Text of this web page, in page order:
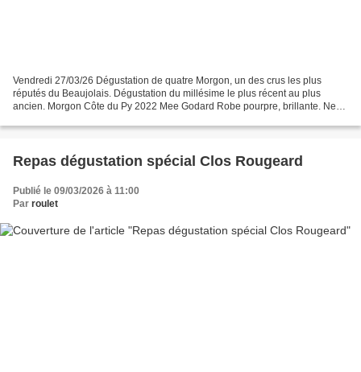
Vendredi 27/03/26 Dégustation de quatre Morgon, un des crus les plus
réputés du Beaujolais. Dégustation du millésime le plus récent au plus
ancien. Morgon Côte du Py 2022 Mee Godard Robe pourpre, brillante. Nez
Repas dégustation spécial Clos Rougeard
Publié le 09/03/2026 à 11:00
Par roulet